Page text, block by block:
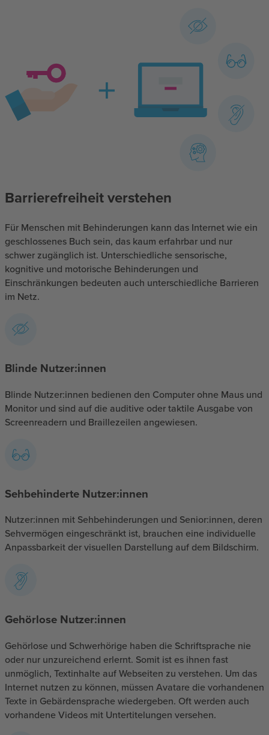
Barrierefreiheit verstehen
Für Menschen mit Behinderungen kann das Internet wie ein
geschlossenes Buch sein, das kaum erfahrbar und nur
schwer zugänglich ist. Unterschiedliche sensorische,
kognitive und motorische Behinderungen und
Einschränkungen bedeuten auch unterschiedliche Barrieren
im Netz.
Blinde Nutzer:innen
Blinde Nutzer:innen bedienen den Computer ohne Maus und
Monitor und sind auf die auditive oder taktile Ausgabe von
Screenreadern und Braillezeilen angewiesen.
Sehbehinderte Nutzer:innen
Nutzer:innen mit Sehbehinderungen und Senior:innen, deren
Sehvermögen eingeschränkt ist, brauchen eine individuelle
Anpassbarkeit der visuellen Darstellung auf dem Bildschirm.
Gehörlose Nutzer:innen
Gehörlose und Schwerhörige haben die Schriftsprache nie
oder nur unzureichend erlernt. Somit ist es ihnen fast
unmöglich, Textinhalte auf Webseiten zu verstehen. Um das
Internet nutzen zu können, müssen Avatare die vorhandenen
Texte in Gebärdensprache wiedergeben. Oft werden auch
vorhandene Videos mit Untertitelungen versehen.